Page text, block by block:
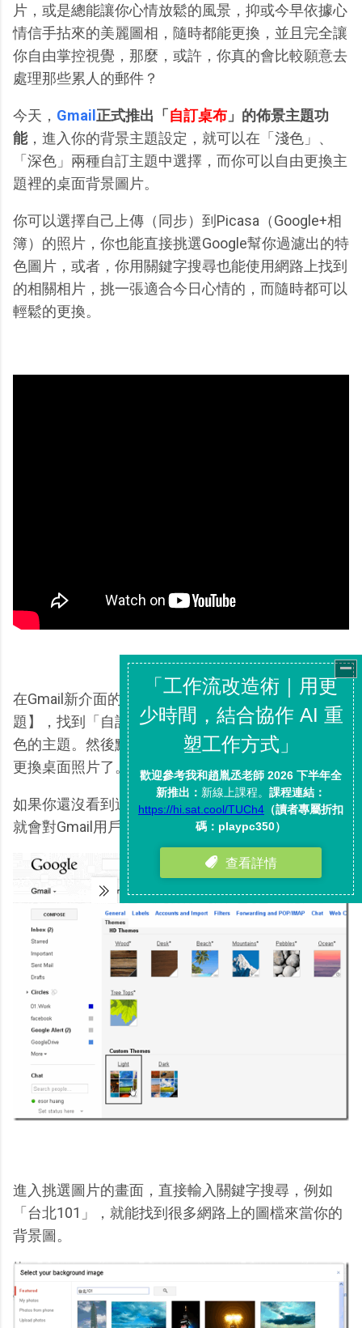
片，或是總能讓你心情放鬆的風景，抑或今早依據心
情信手拈來的美麗圖相，隨時都能更換，並且完全讓
你自由掌控視覺，那麼，或許，你真的會比較願意去
處理那些累人的郵件？
今天， Gmail正式推出「自訂桌布 」的佈景主題功
能，進入你的背景主題設定，就可以在「淺色」、
「深色」兩種自訂主題中選擇，而你可以自由更換主
題裡的桌面背景圖片。
你可以選擇自己上傳（同步）到Picasa（Google+相
簿）的照片，你也能直接挑選Google幫你過濾出的特
色圖片，或者，你用關鍵字搜尋也能使用網路上找到
的相關相片，挑一張適合今日心情的，而隨時都可以
輕鬆的更換。
在Gmail新介面的右上方選單選擇進入【背景主
題】，找到「自訂主題」項目，選擇要使用淺色或深
色的主題。然後點擊下方的「變更背景圖片」，就能
更換桌面照片了。
如果你還沒看到這個選項，那麼稍等一下，今天之內
就會對Gmail用戶陸續開啟。
進入挑選圖片的畫面，直接輸入關鍵字搜尋，例如
「台北101」，就能找到很多網路上的圖檔來當你的
背景圖。